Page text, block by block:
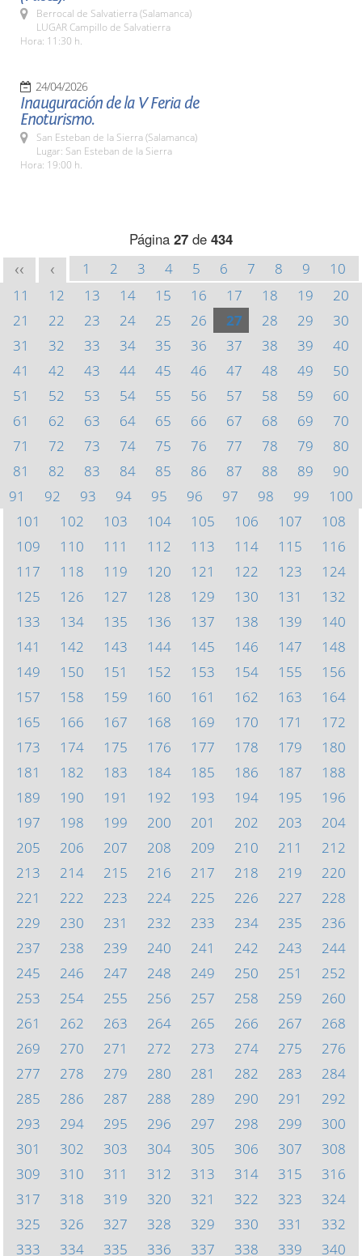
Berrocal de Salvatierra (Salamanca)
LUGAR Campillo de Salvatierra
Hora: 11:30 h.
24/04/2026
Inauguración de la V Feria de
Enoturismo.
San Esteban de la Sierra (Salamanca)
Lugar: San Esteban de la Sierra
Hora: 19:00 h.
Página 27 de 434
<< < 1 2 3 4 5 6 7 8 9
10
11
12 13 14 15 16 17 18 19
20
21
22 23 24 25 26 27 28 29
30
31
32 33 34 35 36 37 38 39
40
41
42 43 44 45 46 47 48 49
50
51
52 53 54 55 56 57 58 59
60
61
62 63 64 65 66 67 68 69
70
71
72 73 74 75 76 77 78 79
80
81
82 83 84 85 86 87 88 89
90
91
92 93 94 95 96 97 98 99
100
101
102 103 104 105 106 107
108
109
110 111 112 113 114 115
116
117
118 119 120 121 122 123
124
125
126 127 128 129 130 131
132
133
134 135 136 137 138 139
140
141
142 143 144 145 146 147
148
149
150 151 152 153 154 155
156
157
158 159 160 161 162 163
164
165
166 167 168 169 170 171
172
173
174 175 176 177 178 179
180
181
182 183 184 185 186 187
188
189
190 191 192 193 194 195
196
197
198 199 200 201 202 203
204
205
206 207 208 209 210 211
212
213
214 215 216 217 218 219
220
221
222 223 224 225 226 227
228
229
230 231 232 233 234 235
236
237
238 239 240 241 242 243
244
245
246 247 248 249 250 251
252
253
254 255 256 257 258 259
260
261
262 263 264 265 266 267
268
269
270 271 272 273 274 275
276
277
278 279 280 281 282 283
284
285
286 287 288 289 290 291
292
293
294 295 296 297 298 299
300
301
302 303 304 305 306 307
308
309
310 311 312 313 314 315
316
317
318 319 320 321 322 323
324
325
326 327 328 329 330 331
332
333
334 335 336 337 338 339 340